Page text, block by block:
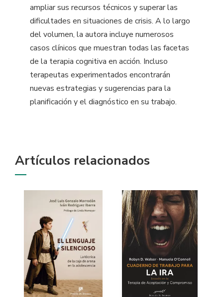
ampliar sus recursos técnicos y superar las
dificultades en situaciones de crisis. A lo largo
del volumen, la autora incluye numerosos
casos clínicos que muestran todas las facetas
de la terapia cognitiva en acción. Incluso
terapeutas experimentados encontrarán
nuevas estrategias y sugerencias para la
planificación y el diagnóstico en su trabajo.
Artículos relacionados